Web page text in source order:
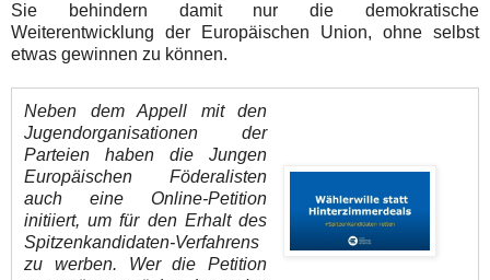
Sie behindern damit nur die demokratische
Weiterentwicklung der Europäischen Union, ohne selbst
etwas gewinnen zu können.
Neben dem Appell mit den
Jugendorganisationen der
Parteien haben die Jungen
Europäischen Föderalisten
auch eine Online-Petition
initiiert, um für den Erhalt des
Spitzenkandidaten-Verfahrens
zu werben. Wer die Petition